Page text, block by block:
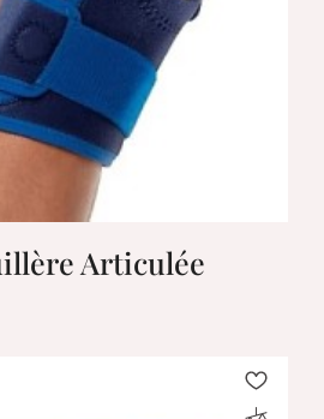
Articulée